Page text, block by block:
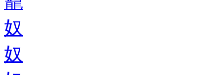
奴
奴